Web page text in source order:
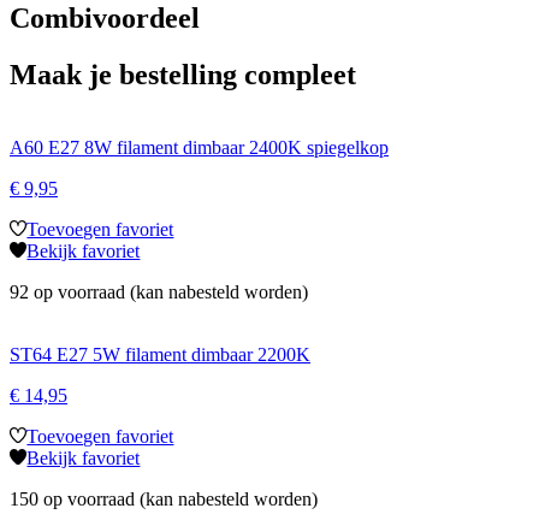
Combivoordeel
Maak je bestelling compleet
A60 E27 8W filament dimbaar 2400K spiegelkop
€ 9,95
Toevoegen favoriet
Bekijk favoriet
92 op voorraad (kan nabesteld worden)
ST64 E27 5W filament dimbaar 2200K
€ 14,95
Toevoegen favoriet
Bekijk favoriet
150 op voorraad (kan nabesteld worden)